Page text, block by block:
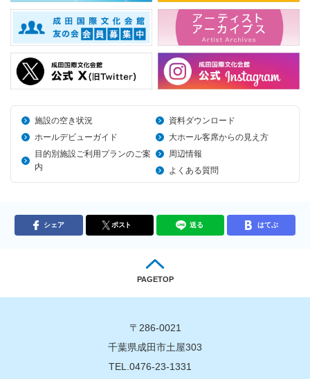
施設の空き状況
資料ダウンロード
ホールデビューガイド
大ホール客席からの見え方
目的別施設ご利用プランのご案
内
周辺情報
よくある質問
シェア ポスト 送る はてぶ
PAGETOP
〒286-0021
千葉県成田市土屋303
TEL.0476-23-1331